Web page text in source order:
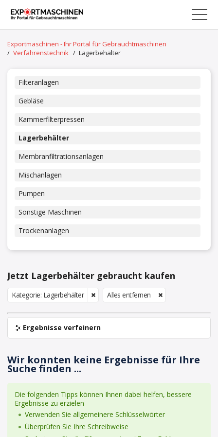
Exportmaschinen - Ihr Portal für Gebrauchtmaschinen
/ Verfahrenstechnik / Lagerbehälter
Filteranlagen
Gebläse
Kammerfilterpressen
Lagerbehälter
Membranfiltrationsanlagen
Mischanlagen
Pumpen
Sonstige Maschinen
Trockenanlagen
Jetzt Lagerbehälter gebraucht kaufen
Kategorie: Lagerbehälter Alles entfernen
Ergebnisse verfeinern
Wir konnten keine Ergebnisse für Ihre
Suche finden ...
Die folgenden Tipps können Ihnen dabei helfen, bessere
Ergebnisse zu erzielen
Verwenden Sie allgemeinere Schlüsselwörter
Überprüfen Sie Ihre Schreibweise